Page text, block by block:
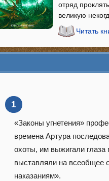
отряд
великую
Читать
1
«Законы угнетения»
времена Артура
охоты, им выжигали глаза
выставляли на всеобщее
наказаниям».